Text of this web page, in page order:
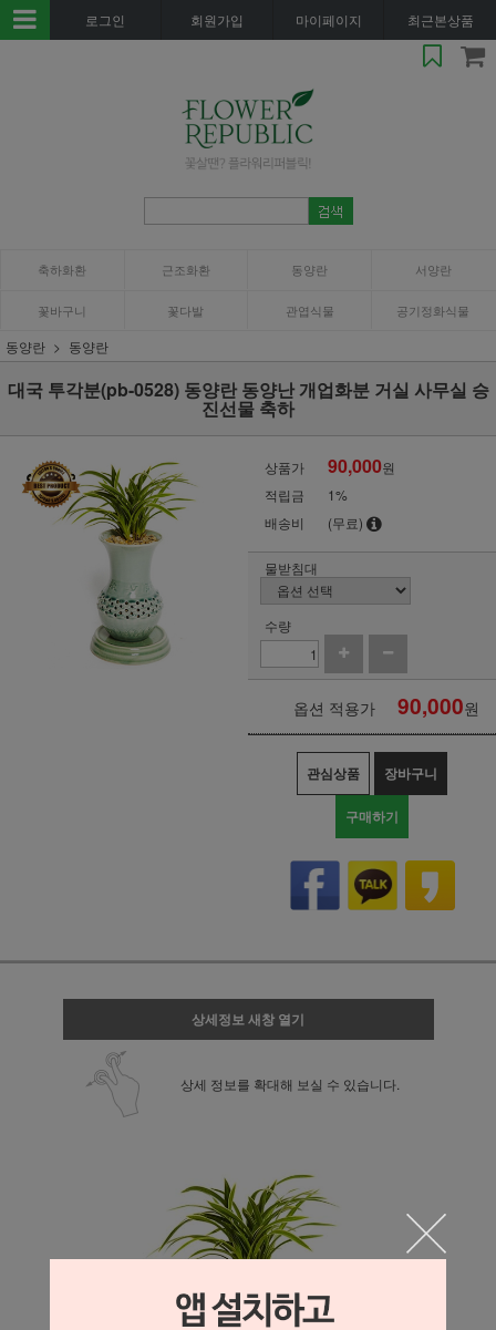
로그인 회원가입 마이페이지 최근본상품
축하화환 근조화환 동양란 서양란
꽃바구니 꽃다발 관엽식물 공기정화식물
동양란 동양란
대국 투각분(pb-0528) 동양란 동양난 개업화분 거실 사무실 승
진선물 축하
상품가 90,000원
적립금
1%
배송비
(무료)
물받침대
수량
옵션 적용가 90,000원
관심상품 장바구니
구매하기
상세정보 새창 열기
상세 정보를 확대해 보실 수 있습니다.